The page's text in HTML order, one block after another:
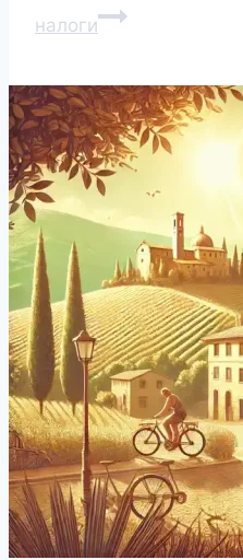
налоги